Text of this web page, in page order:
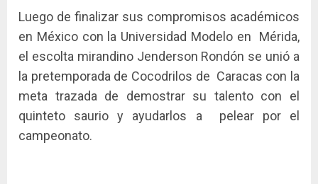
Luego de finalizar sus compromisos académicos
en México con la Universidad Modelo en Mérida,
el escolta mirandino Jenderson Rondón se unió a
la pretemporada de Cocodrilos de Caracas con la
meta trazada de demostrar su talento con el
quinteto saurio y ayudarlos a pelear por el
campeonato.